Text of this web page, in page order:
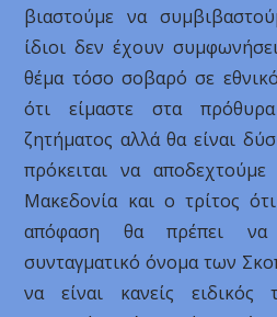
βιαστούμε να
ίδιοι δεν έχουν
θέμα τόσο σοβαρό σε
ότι είμαστε στα
ζητήματος αλλά θα είναι
πρόκειται να
Μακεδονία και ο τρίτος
απόφαση θα πρέπει να
συνταγματικό όνομα των
να είναι κανείς